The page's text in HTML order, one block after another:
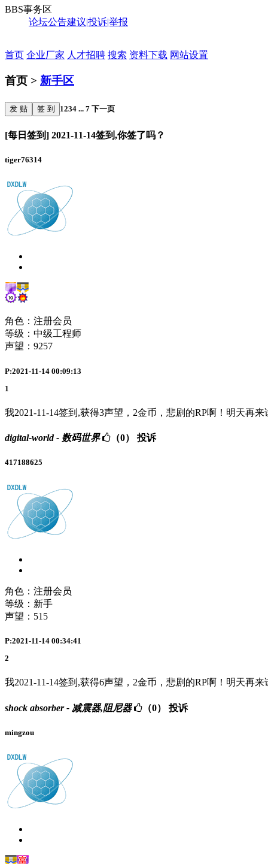
BBS事务区
论坛公告建议|投诉|举报
首页 企业厂家 人才招聘 搜索 资料下载 网站设置
首页 > 新手区
发 贴 签 到 1234 ... 7 下一页
[每日签到] 2021-11-14签到,你签了吗？
tiger76314
角色：注册会员
等级：中级工程师
声望： 9257
P:2021-11-14 00:09:13
1
我2021-11-14签到,获得3声望，2金币，悲剧的RP啊！明天再来
digital-world - 数码世界 （0） 投诉
417188625
角色：注册会员
等级：新手
声望： 515
P:2021-11-14 00:34:41
2
我2021-11-14签到,获得6声望，2金币，悲剧的RP啊！明天再来
shock absorber - 减震器,阻尼器 （0） 投诉
mingzou